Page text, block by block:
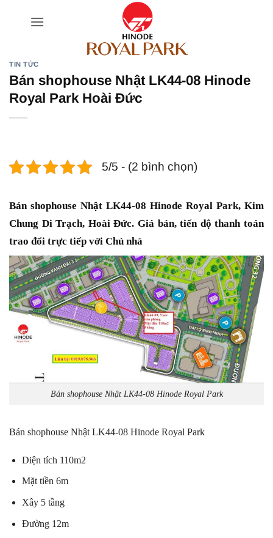
TIN TỨC
Bán shophouse Nhật LK44-08 Hinode
Royal Park Hoài Đức
5/5 - (2 bình chọn)
Bán shophouse Nhật LK44-08 Hinode Royal Park, Kim
Chung Di Trạch, Hoài Đức. Giá bán, tiến độ thanh toán
trao đổi trực tiếp với Chủ nhà
Bán shophouse Nhật LK44-08 Hinode Royal Park
Bán shophouse Nhật LK44-08 Hinode Royal Park
Diện tích 110m2
Mặt tiền 6m
Xây 5 tầng
Đường 12m